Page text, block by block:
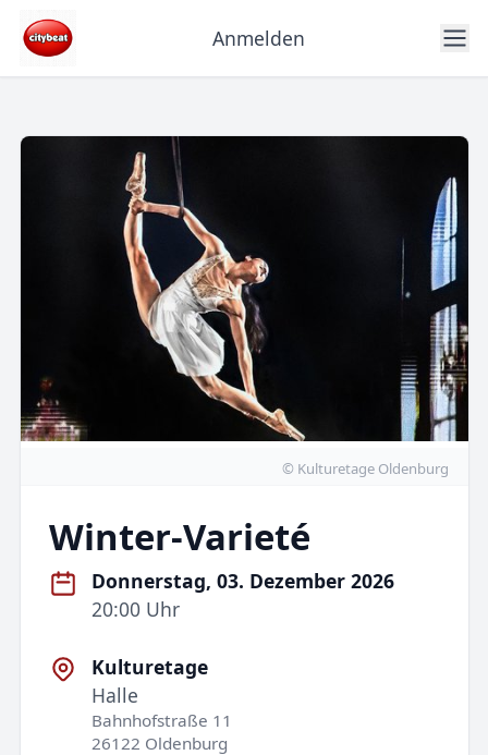
Anmelden
© Kulturetage Oldenburg
Winter-Varieté
Donnerstag, 03. Dezember 2026
20:00 Uhr
Kulturetage
Halle
Bahnhofstraße 11
26122 Oldenburg